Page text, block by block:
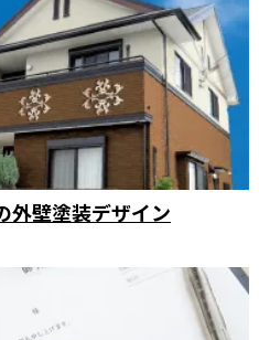
外壁塗装デザイン